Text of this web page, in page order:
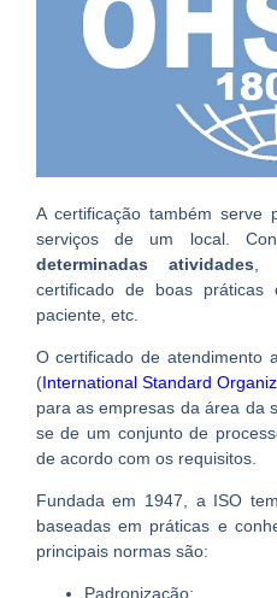
A certificação também serve
serviços de um local.
determinadas atividades,
certificado de boas práticas
paciente, etc.
O certificado de atendimento
(International Standard
para as empresas da área da
se de um conjunto de
de acordo com os requisitos.
Fundada em 1947, a ISO
baseadas em práticas e
principais normas são:
Padronização;